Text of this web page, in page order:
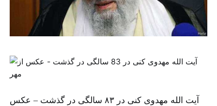
آیت الله مهدوی کنی در ۸۳ سالگی در گذشت – عکس